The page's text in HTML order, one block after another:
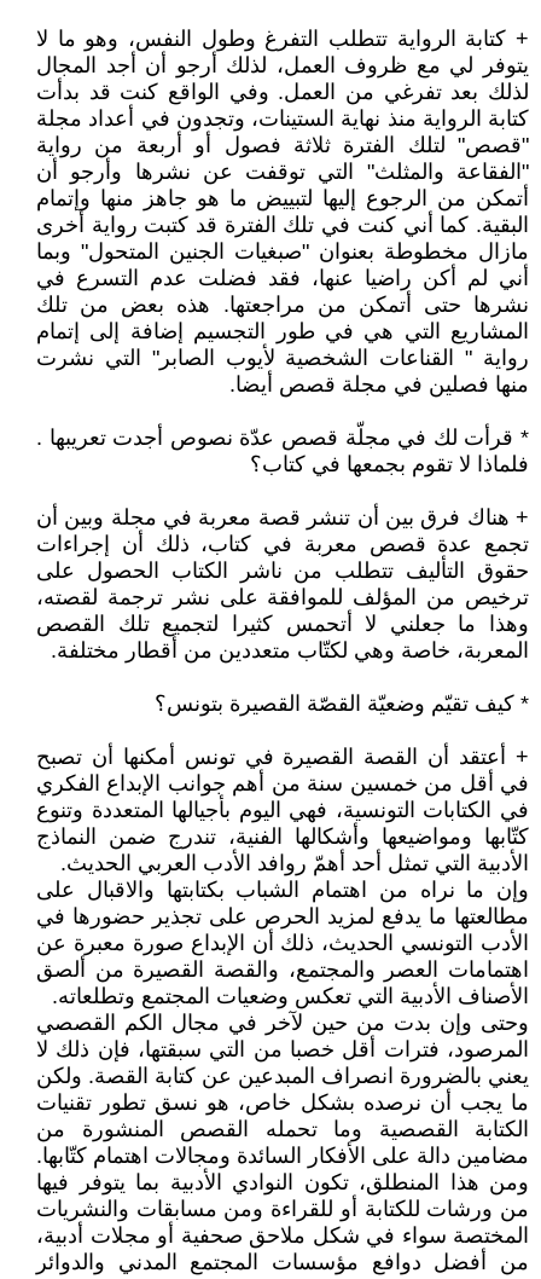
+ كتابة الرواية تتطلب التفرغ وطول النفس، وهو ما لا
يتوفر لي مع ظروف العمل، لذلك أرجو أن أجد المجال
لذلك بعد تفرغي من العمل. وفي الواقع كنت قد بدأت
كتابة الرواية منذ نهاية الستينات، وتجدون في أعداد مجلة
"قصص" لتلك الفترة ثلاثة فصول أو أربعة من رواية
"الفقاعة والمثلث" التي توقفت عن نشرها وأرجو أن
أتمكن من الرجوع إليها لتبييض ما هو جاهز منها وإتمام
البقية. كما أني كنت في تلك الفترة قد كتبت رواية أخرى
مازال مخطوطة بعنوان "صبغيات الجنين المتحول" وبما
أني لم أكن راضيا عنها، فقد فضلت عدم التسرع في
نشرها حتى أتمكن من مراجعتها. هذه بعض من تلك
المشاريع التي هي في طور التجسيم إضافة إلى إتمام
رواية " القناعات الشخصية لأيوب الصابر" التي نشرت
منها فصلين في مجلة قصص أيضا.
* قرأت لك في مجلّة قصص عدّة نصوص أجدت تعريبها .
فلماذا لا تقوم بجمعها في كتاب؟
+ هناك فرق بين أن تنشر قصة معربة في مجلة وبين أن
تجمع عدة قصص معربة في كتاب، ذلك أن إجراءات
حقوق التأليف تتطلب من ناشر الكتاب الحصول على
ترخيص من المؤلف للموافقة على نشر ترجمة لقصته،
وهذا ما جعلني لا أتحمس كثيرا لتجميع تلك القصص
المعربة، خاصة وهي لكتّاب متعددين من أقطار مختلفة.
* كيف تقيّم وضعيّة القصّة القصيرة بتونس؟
+ أعتقد أن القصة القصيرة في تونس أمكنها أن تصبح
في أقل من خمسين سنة من أهم جوانب الإبداع الفكري
في الكتابات التونسية، فهي اليوم بأجيالها المتعددة وتنوع
كتّابها ومواضيعها وأشكالها الفنية، تندرج ضمن النماذج
الأدبية التي تمثل أحد أهمّ روافد الأدب العربي الحديث.
وإن ما نراه من اهتمام الشباب بكتابتها والاقبال على
مطالعتها ما يدفع لمزيد الحرص على تجذير حضورها في
الأدب التونسي الحديث، ذلك أن الإبداع صورة معبرة عن
اهتمامات العصر والمجتمع، والقصة القصيرة من ألصق
الأصناف الأدبية التي تعكس وضعيات المجتمع وتطلعاته.
وحتى وإن بدت من حين لآخر في مجال الكم القصصي
المرصود، فترات أقل خصبا من التي سبقتها، فإن ذلك لا
يعني بالضرورة انصراف المبدعين عن كتابة القصة. ولكن
ما يجب أن نرصده بشكل خاص، هو نسق تطور تقنيات
الكتابة القصصية وما تحمله القصص المنشورة من
مضامين دالة على الأفكار السائدة ومجالات اهتمام كتّابها.
ومن هذا المنطلق، تكون النوادي الأدبية بما يتوفر فيها
من ورشات للكتابة أو للقراءة ومن مسابقات والنشريات
المختصة سواء في شكل ملاحق صحفية أو مجلات أدبية،
من أفضل دوافع مؤسسات المجتمع المدني والدوائر